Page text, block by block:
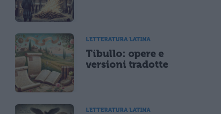
LETTERATURA LATINA
Tibullo: opere e
versioni tradotte
LETTERATURA LATINA